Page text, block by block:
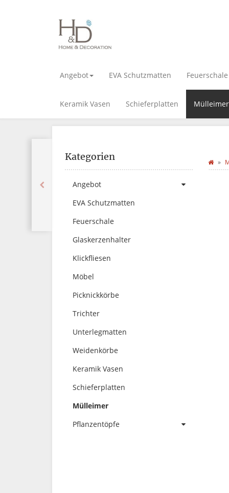
Angebot EVA Schutzmatten Feuerschale
Keramik Vasen Schieferplatten Mülleimer
Kategorien
Angebot
EVA Schutzmatten
Feuerschale
Glaskerzenhalter
Klickfliesen
Möbel
Picknickkörbe
Trichter
Unterlegmatten
Weidenkörbe
Keramik Vasen
Schieferplatten
Mülleimer
Pflanzentöpfe